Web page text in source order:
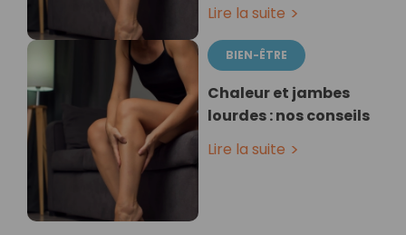
Lire la suite
BIEN-ÊTRE
Chaleur et jambes
lourdes : nos conseils
Lire la suite